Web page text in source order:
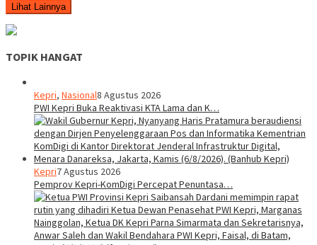
Lihat Lainnya
TOPIK HANGAT
Kepri, Nasional8 Agustus 2026
PWI Kepri Buka Reaktivasi KTA Lama dan K…
Kepri7 Agustus 2026
Pemprov Kepri-KomDigi Percepat Penuntasa…